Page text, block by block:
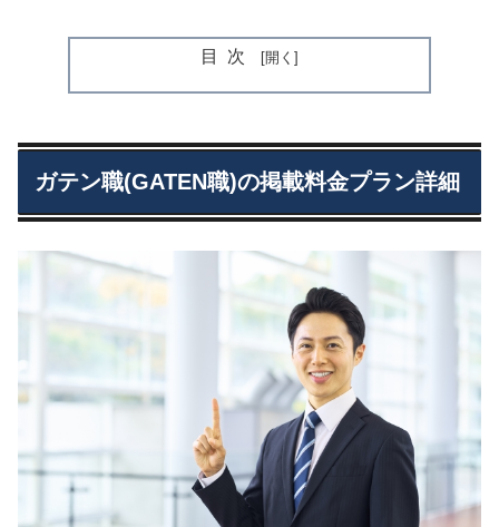
目次
ガテン職(GATEN職)の掲載料金プラン詳細